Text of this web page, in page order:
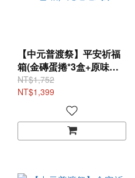
【中元普渡祭】平安祈福
箱(金磚蛋捲*3盒+原味娃
娃酥*3盒+豆腐脆片*3包
+東坡肉酥*1包+方方拉麵
*4包/箱)~免運送到家!
NT$1,752
NT$1,399